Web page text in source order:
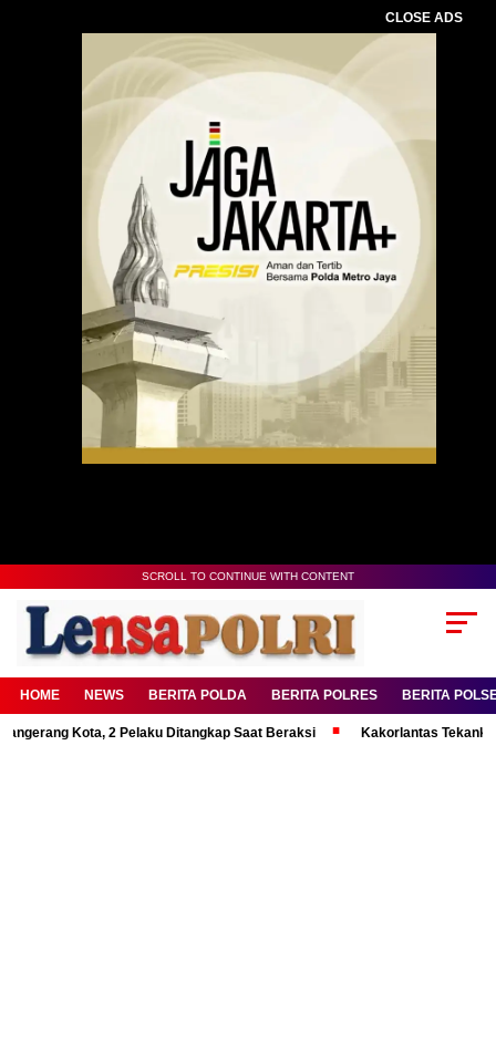
CLOSE ADS
SCROLL TO CONTINUE WITH CONTENT
HOME NEWS BERITA POLDA BERITA POLRES BERITA
Kota, 2 Pelaku Ditangkap Saat Beraksi Kakorlantas Tekankan Mental